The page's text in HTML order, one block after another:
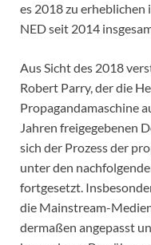
es 2018 zu erheblichen
NED seit 2014
Aus Sicht des 2018
Robert Parry, der die
Propagandamaschine
Jahren freigegebenen
sich der Prozess der
unter den
fortgesetzt.
die Mainstream-
dermaßen angepasst